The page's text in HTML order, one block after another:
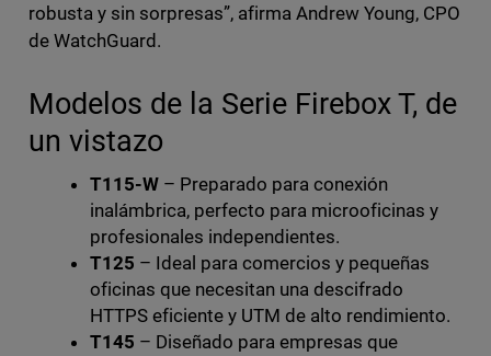
robusta y sin sorpresas”, afirma Andrew Young, CPO
de WatchGuard.
Modelos de la Serie Firebox T, de
un vistazo
T115-W– Preparado para conexión
inalámbrica, perfecto para microoficinas y
profesionales independientes.
T125 – Ideal para comercios y pequeñas
oficinas que necesitan una descifrado
HTTPS eficiente y UTM de alto rendimiento.
T145 – Diseñado para empresas que